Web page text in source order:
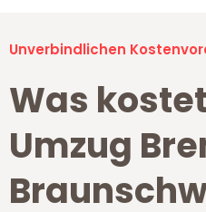
Unverbindlichen
Was
Umzug